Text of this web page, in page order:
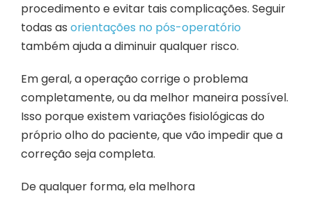
procedimento e evitar tais complicações. Seguir
todas as orientações no pós-operatório
também ajuda a diminuir qualquer risco.
Em geral, a operação corrige o problema
completamente, ou da melhor maneira possível.
Isso porque existem variações fisiológicas do
próprio olho do paciente, que vão impedir que a
correção seja completa.
De qualquer forma, ela melhora